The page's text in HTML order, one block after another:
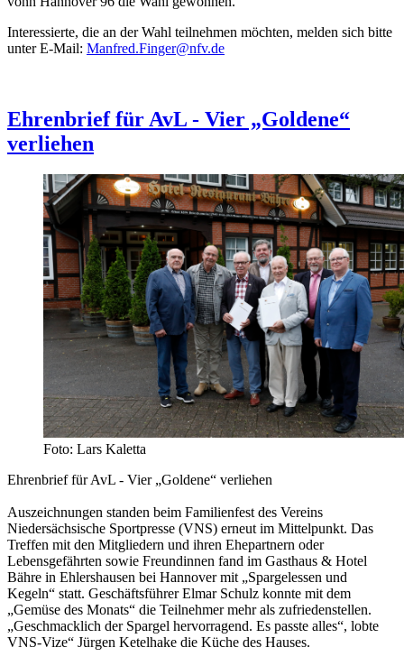
Interessierte, die an der Wahl teilnehmen möchten, melden sich bitte
unter E-Mail: Manfred.Finger@nfv.de
Ehrenbrief für AvL - Vier „Goldene“
verliehen
Foto: Lars Kaletta
Ehrenbrief für AvL - Vier „Goldene“ verliehen
Auszeichnungen standen beim Familienfest des Vereins
Niedersächsische Sportpresse (VNS) erneut im Mittelpunkt. Das
Treffen mit den Mitgliedern und ihren Ehepartnern oder
Lebensgefährten sowie Freundinnen fand im Gasthaus & Hotel
Bähre in Ehlershausen bei Hannover mit „Spargelessen und
Kegeln“ statt. Geschäftsführer Elmar Schulz konnte mit dem
„Gemüse des Monats“ die Teilnehmer mehr als zufriedenstellen.
„Geschmacklich der Spargel hervorragend. Es passte alles“, lobte
VNS-Vize“ Jürgen Ketelhake die Küche des Hauses.